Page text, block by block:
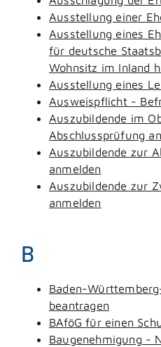
Ausstellung einer
Ausstellung eines
für deutsche
Wohnsitz im Inland
Ausstellung eines
Ausweispflicht -
Auszubildende im
Abschlussprüfung
Auszubildende zur
anmelden
Auszubildende zur
anmelden
B
Baden-
beantragen
BAföG für einen
Baugenehmigung -